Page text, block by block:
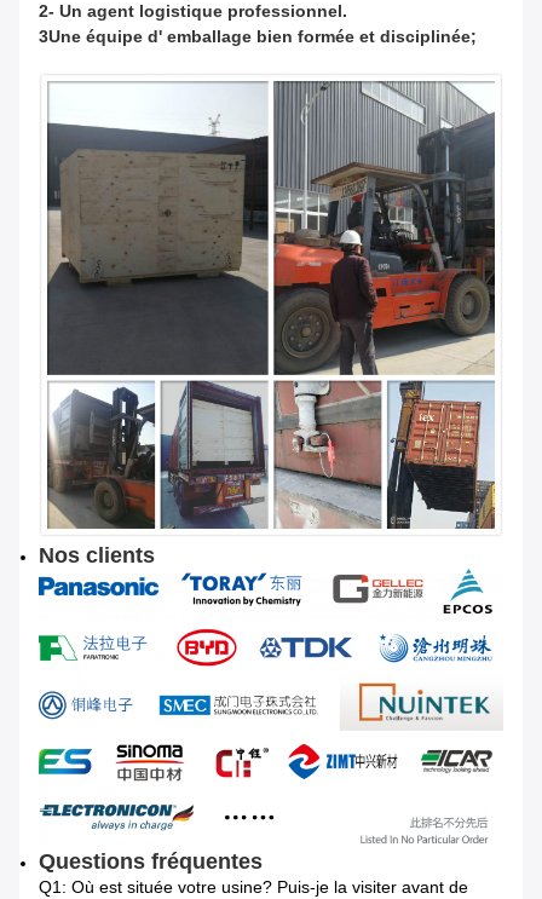
2- Un agent logistique professionnel.
3Une équipe d' emballage bien formée et disciplinée;
Nos clients
Questions fréquentes
Q1: Où est située votre usine? Puis-je la visiter avant de